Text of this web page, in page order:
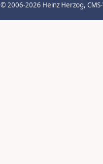
© 2006-2026 Heinz Herzog,